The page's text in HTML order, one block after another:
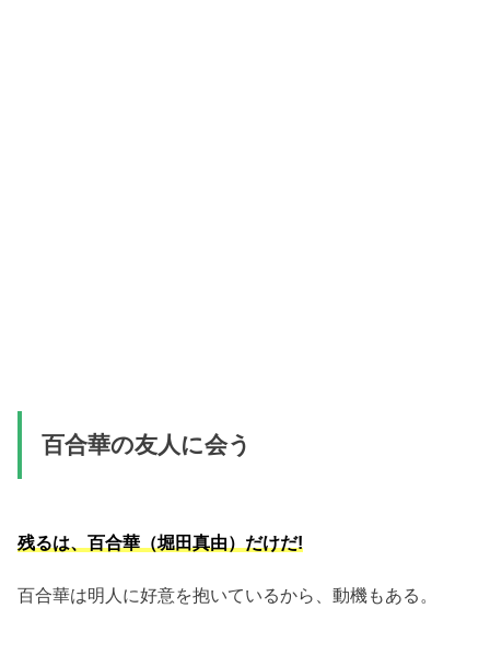
百合華の友人に会う
残るは、百合華（堀田真由）だけだ!
百合華は明人に好意を抱いているから、動機もある。